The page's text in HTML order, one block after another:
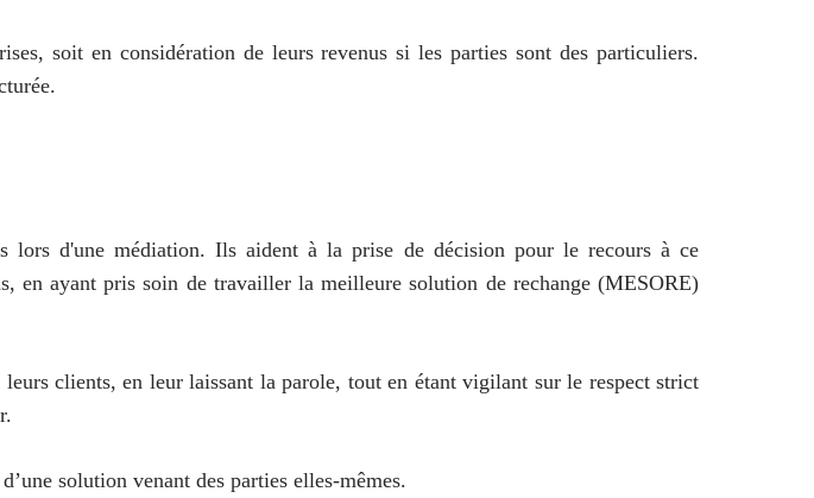
soit en considération de leurs revenus si les parties sont des particuliers.
lors d'une médiation. Ils aident à la prise de décision pour le recours à ce
en ayant pris soin de travailler la meilleure solution de rechange (MESORE)
clients, en leur laissant la parole, tout en étant vigilant sur le respect strict
solution venant des parties elles-mêmes.